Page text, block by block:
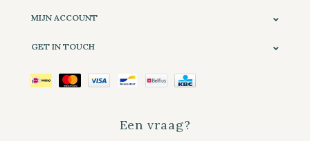
MIJN ACCOUNT
GET IN TOUCH
Een vraag?